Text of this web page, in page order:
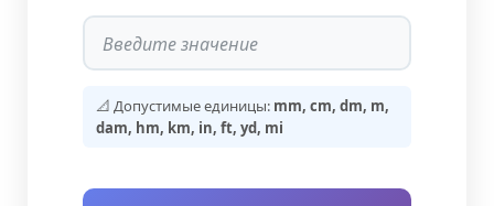
📐 Допустимые единицы: mm, cm, dm, m,
dam, hm, km, in, ft, yd, mi